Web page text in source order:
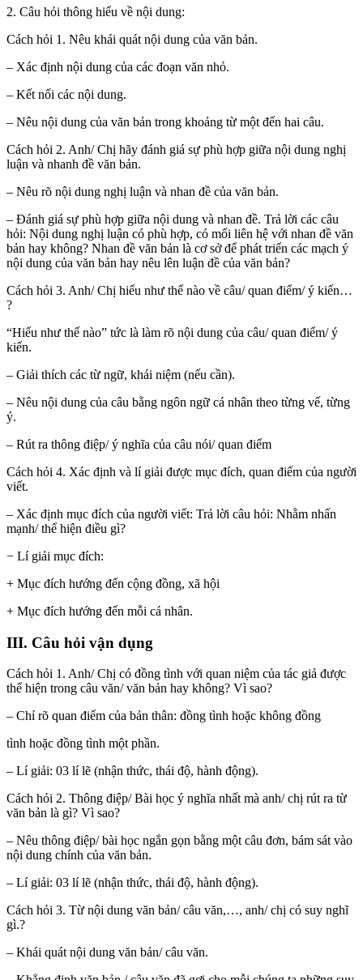
2. Câu hỏi thông hiểu về nội dung:
Cách hỏi 1. Nêu khái quát nội dung của văn bản.
– Xác định nội dung của các đoạn văn nhỏ.
– Kết nối các nội dung.
– Nêu nội dung của văn bản trong khoảng từ một đến hai câu.
Cách hỏi 2. Anh/ Chị hãy đánh giá sự phù hợp giữa nội dung nghị
luận và nhanh đề văn bản.
– Nêu rõ nội dung nghị luận và nhan đề của văn bản.
– Đánh giá sự phù hợp giữa nội dung và nhan đề. Trả lời các câu
hỏi: Nội dung nghị luận có phù hợp, có mối liên hệ với nhan đề văn
bản hay không? Nhan đề văn bản là cơ sở để phát triển các mạch ý
nội dung của văn bản hay nêu lên luận đề của văn bản?
Cách hỏi 3. Anh/ Chị hiểu như thế nào về câu/ quan điểm/ ý kiến…
?
“Hiểu như thế nào” tức là làm rõ nội dung của câu/ quan điểm/ ý
kiến.
– Giải thích các từ ngữ, khái niệm (nếu cần).
– Nêu nội dung của câu bằng ngôn ngữ cá nhân theo từng vế, từng
ý.
– Rút ra thông điệp/ ý nghĩa của câu nói/ quan điểm
Cách hỏi 4. Xác định và lí giải được mục đích, quan điểm của người
viết.
– Xác định mục đích của người viết: Trả lời câu hỏi: Nhằm nhấn
mạnh/ thể hiện điều gì?
− Lí giải mục đích:
+ Mục đích hướng đến cộng đồng, xã hội
+ Mục đích hướng đến mỗi cá nhân.
III. Câu hỏi vận dụng
Cách hỏi 1. Anh/ Chị có đồng tình với quan niệm của tác giả được
thể hiện trong câu văn/ văn bản hay không? Vì sao?
– Chỉ rõ quan điểm của bản thân: đồng tình hoặc không đồng
tình hoặc đồng tình một phần.
– Lí giải: 03 lí lẽ (nhận thức, thái độ, hành động).
Cách hỏi 2. Thông điệp/ Bài học ý nghĩa nhất mà anh/ chị rút ra từ
văn bản là gì? Vì sao?
– Nêu thông điệp/ bài học ngắn gọn bằng một câu đơn, bám sát vào
nội dung chính của văn bản.
– Lí giải: 03 lí lẽ (nhận thức, thái độ, hành động).
Cách hỏi 3. Từ nội dung văn bản/ câu văn,…, anh/ chị có suy nghĩ
gì.?
– Khái quát nội dung văn bản/ câu văn.